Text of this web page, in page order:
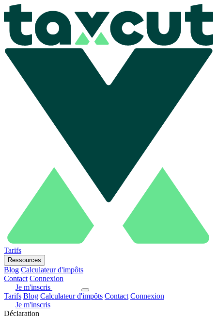
Tarifs
Ressources
Blog Calculateur d'impôts
Contact Connexion
Je m'inscris
Tarifs Blog Calculateur d'impôts Contact Connexion
Je m'inscris
Déclaration